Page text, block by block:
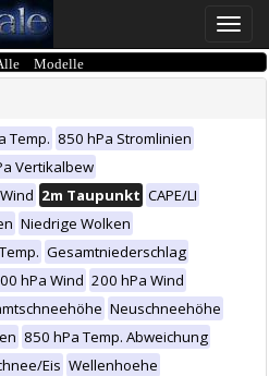
Toggle
Modelle
Temp. 850 hPa Stromlinien
Vertikalbew
2m Taupunkt CAPE/LI
Niedrige Wolken
Gesamtniederschlag
hPa Wind 200 hPa Wind
Neuschneehöhe
850 hPa Temp. Abweichung
Eis Wellenhoehe